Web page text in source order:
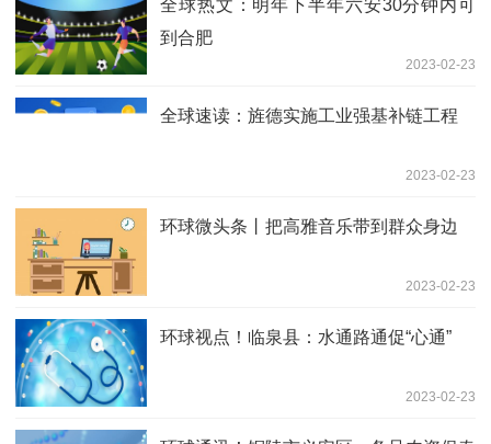
全球热文：明年下半年六安30分钟内可
到合肥
2023-02-23
全球速读：旌德实施工业强基补链工程
2023-02-23
环球微头条丨把高雅音乐带到群众身边
2023-02-23
环球视点！临泉县：水通路通促“心通”
2023-02-23